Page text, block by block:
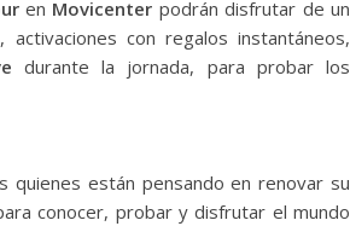
en Movicenter podrán disfrutar de un
con regalos instantáneos,
durante la jornada, para probar los
están pensando en renovar su
conocer, probar y disfrutar el mundo